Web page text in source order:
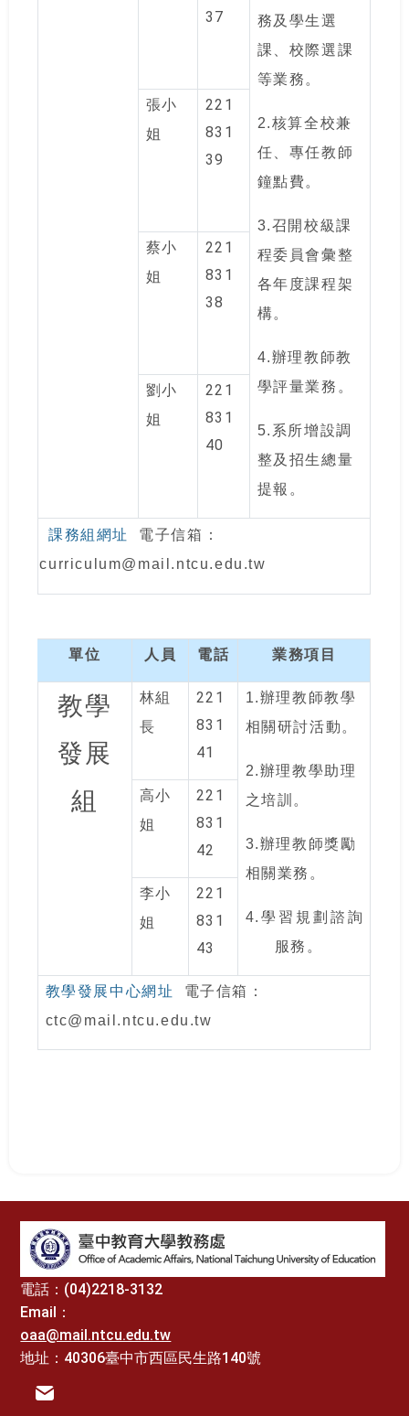
37
務及學生選
課、校際選課
等業務。
2.核算全校兼
任、專任教師
鐘點費。
3.召開校級課
程委員會彙整
各年度課程架
構。
4.辦理教師教
學評量業務。
5. 系所增設調
整及招生總量
提報。
張小
姐
221
831
39
蔡小
姐
221
831
38
劉小
姐
221
831
40
課務組網址 電子信箱：
curriculum@mail.ntcu.edu.tw
單位 人員 電話 業務項目
教學
發展
組
林組
長
221
831
41
1.辦理教師教學
相關研討活動。
2.辦理教學助理
之培訓。
3.辦理教師獎勵
相關業務。
4. 學習規劃諮詢
服務。
高小
姐
221
831
42
李小
姐
221
831
43
教學發展中心網址
電子信箱：
ctc@mail.ntcu.edu.tw
電話：(04)2218-3132
Email：
oaa@mail.ntcu.edu.tw
地址：40306臺中市西區民生路140號
電子信箱